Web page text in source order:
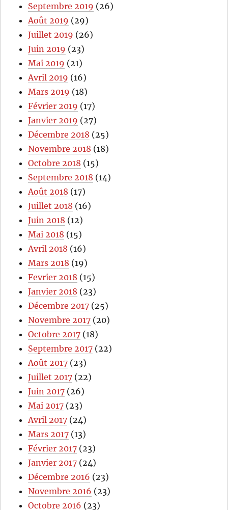
Septembre 2019 (26)
Août 2019 (29)
Juillet 2019 (26)
Juin 2019 (23)
Mai 2019 (21)
Avril 2019 (16)
Mars 2019 (18)
Février 2019 (17)
Janvier 2019 (27)
Décembre 2018 (25)
Novembre 2018 (18)
Octobre 2018 (15)
Septembre 2018 (14)
Août 2018 (17)
Juillet 2018 (16)
Juin 2018 (12)
Mai 2018 (15)
Avril 2018 (16)
Mars 2018 (19)
Fevrier 2018 (15)
Janvier 2018 (23)
Décembre 2017 (25)
Novembre 2017 (20)
Octobre 2017 (18)
Septembre 2017 (22)
Août 2017 (23)
Juillet 2017 (22)
Juin 2017 (26)
Mai 2017 (23)
Avril 2017 (24)
Mars 2017 (13)
Février 2017 (23)
Janvier 2017 (24)
Décembre 2016 (23)
Novembre 2016 (23)
Octobre 2016 (23)